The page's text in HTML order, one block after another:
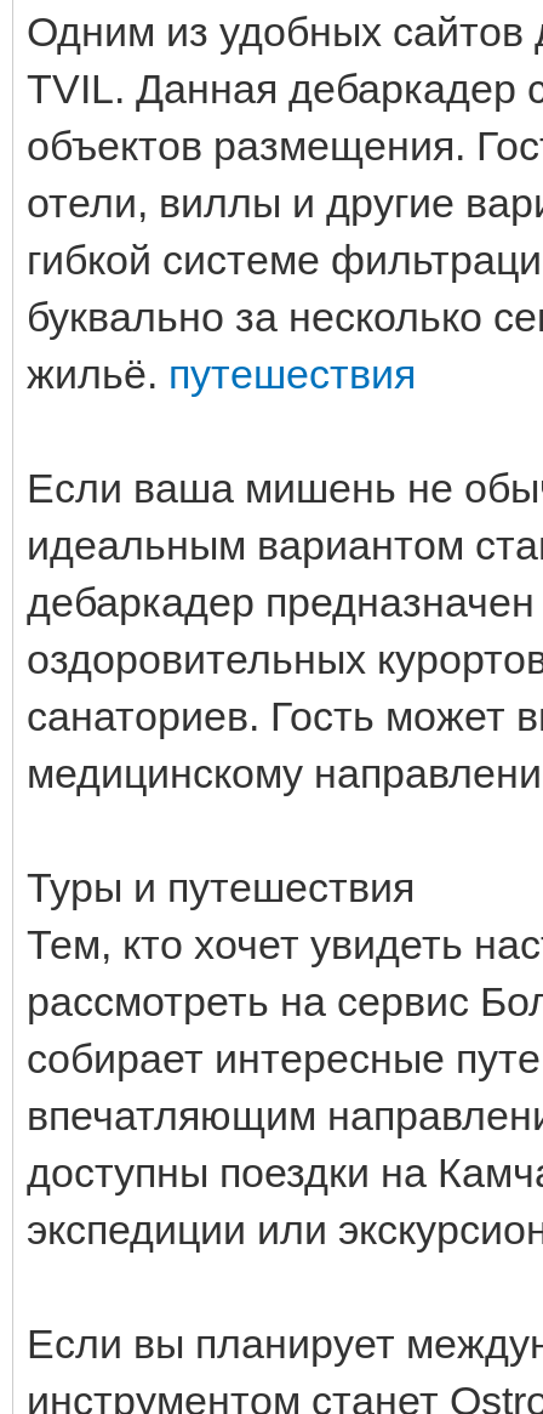
Одним из удобных сайтов
TVIL. Данная дебаркадер
объектов размещения.
отели, виллы и другие
гибкой системе
буквально за несколько
жильё. путешествия
Если ваша мишень не
идеальным вариантом
дебаркадер
оздоровительных
санаториев. Гость может
медицинскому
Туры и путешествия
Тем, кто хочет увидеть
рассмотреть на сервис
собирает интересные
впечатляющим
доступны поездки на
экспедиции или
Если вы планирует
инструментом станет